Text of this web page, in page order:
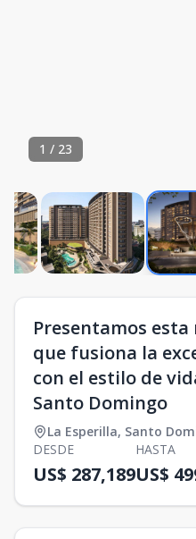
1 / 23
Presentamos
que fusiona la
con el estilo de
Santo Domingo
La Esperilla, Santo
DESDE
US$ 287,189
HASTA
US$